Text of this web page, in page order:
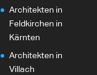
Architekten in
Feldkirchen in
Kärnten
Architekten in
Villach